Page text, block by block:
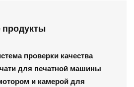
проверки качества
для печатной машины
и камерой для